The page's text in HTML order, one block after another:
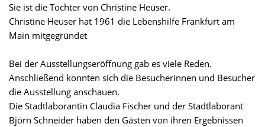
Sie ist die Tochter von Christine Heuser.
Christine Heuser hat 1961 die Lebenshilfe Frankfurt am
Main mitgegründet
Bei der Ausstellungseröffnung gab es viele Reden.
Anschließend konnten sich die Besucherinnen und Besucher
die Ausstellung anschauen.
Die Stadtlaborantin Claudia Fischer und der Stadtlaborant
Björn Schneider haben den Gästen von ihren Ergebnissen